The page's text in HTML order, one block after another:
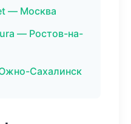
— Москва
— Ростов-на-
Сахалинск